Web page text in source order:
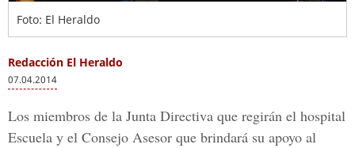
Foto: El Heraldo
Redacción El Heraldo
07.04.2014
Los miembros de la Junta Directiva que regirán el hospital
Escuela y el Consejo Asesor que brindará su apoyo al